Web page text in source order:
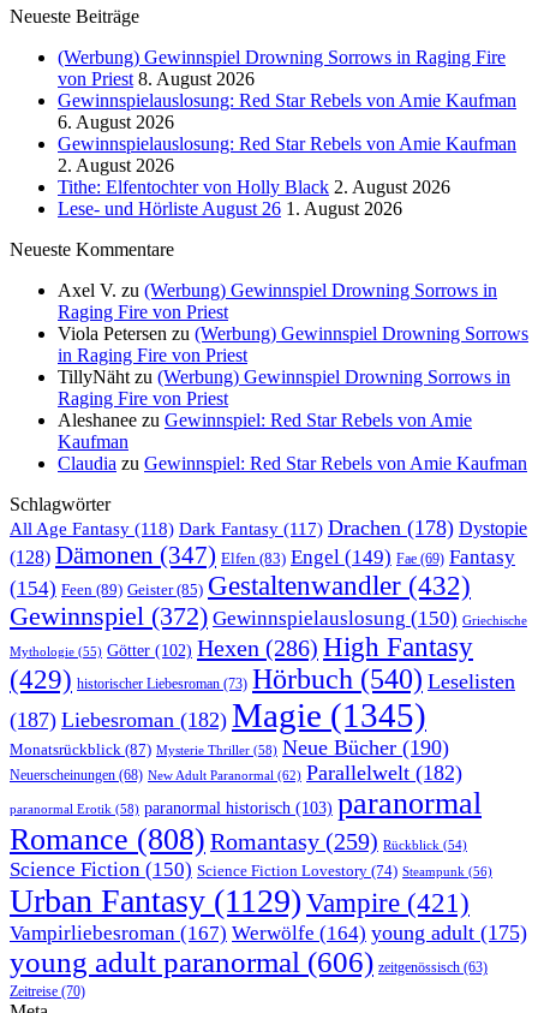
Neueste Beiträge
(Werbung) Gewinnspiel Drowning Sorrows in Raging Fire
von Priest 8. August 2026
Gewinnspielauslosung: Red Star Rebels von Amie Kaufman
6. August 2026
Gewinnspielauslosung: Red Star Rebels von Amie Kaufman
2. August 2026
Tithe: Elfentochter von Holly Black 2. August 2026
Lese- und Hörliste August 26 1. August 2026
Neueste Kommentare
Axel V. zu (Werbung) Gewinnspiel Drowning Sorrows in
Raging Fire von Priest
Viola Petersen zu (Werbung) Gewinnspiel Drowning Sorrows
in Raging Fire von Priest
TillyNäht zu (Werbung) Gewinnspiel Drowning Sorrows in
Raging Fire von Priest
Aleshanee zu Gewinnspiel: Red Star Rebels von Amie
Kaufman
Claudia zu Gewinnspiel: Red Star Rebels von Amie Kaufman
Schlagwörter
All Age Fantasy (118) Dark Fantasy (117) Drachen (178) Dystopie
(128) Dämonen (347) Elfen (83) Engel (149) Fae (69) Fantasy
(154) Feen (89) Geister(85) Gestaltenwandler (432)
Gewinnspiel (372) Gewinnspielauslosung (150) Griechische
Mythologie (55) Götter (102) Hexen (286) High Fantasy
(429) historischer Liebesroman (73) Hörbuch (540) Leselisten
(187) Liebesroman (182) Magie (1345)
Monatsrückblick (87) Mysterie Thriller (58) Neue Bücher (190)
Neuerscheinungen (68) New Adult Paranormal (62) Parallelwelt (182)
paranormal Erotik (58) paranormal historisch (103) paranormal
Romance (808) Romantasy (259) Rückblick (54)
Science Fiction (150) Science Fiction Lovestory (74) Steampunk (56)
Urban Fantasy (1129) Vampire (421)
Vampirliebesroman (167) Werwölfe (164) young adult (175)
young adult paranormal (606) zeitgenössisch (63)
Zeitreise (70)